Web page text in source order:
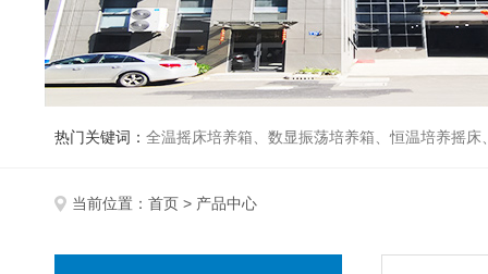
热门关键词： 全温摇床培养箱、数显振荡培养箱、恒温培养摇
当前位置： 首页 > 产品中心